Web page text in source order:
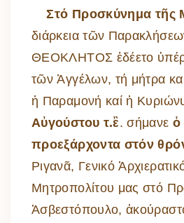
Στό Προσκύνημα τῆς
διάρκεια τῶν
ΘΕΟΚΛΗΤΟΣ ἐδέετο ὑπέρ
τῶν Ἀγγέλων, τή μήτρα
ἡ Παραμονή καί ἡ
Αὐγούστου τ.ἒ. σήμανε ὁ
προεξάρχοντα στόν
Ριγανᾶ, Γενικό
Μητροπολίτου μας στό
Ἀσβεστόπουλο,